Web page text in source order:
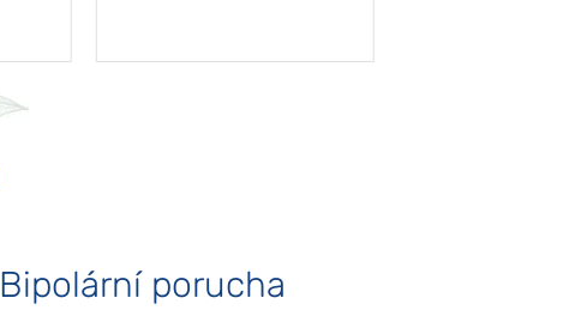
Bipolární porucha